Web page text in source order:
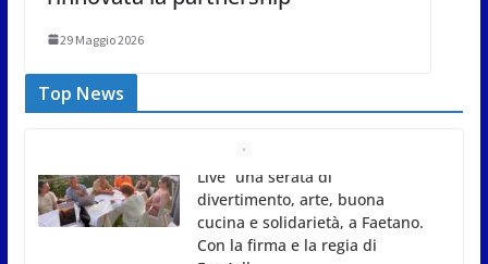
29 Maggio 2026
Top News
Gli atleti della Federazione Judo
San Marino all’European Cup
Junior 2026 di Skopje